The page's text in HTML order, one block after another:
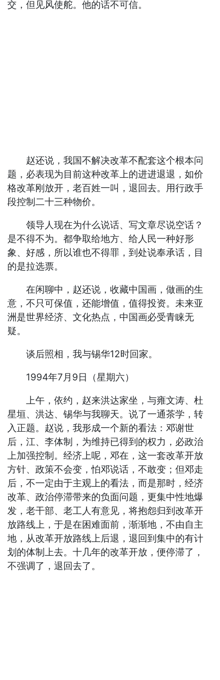
交，但见风使舵。他的话不可信。
赵还说，我国不解决改革不配套这个根本问
题，必表现为目前这种改革上的进进退退，如价
格改革刚放开，老百姓一叫，退回去。用行政手
段控制二十三种物价。
领导人现在为什么说话、写文章尽说空话？
是不得不为。都争取给地方、给人民一种好形
象、好感，所以谁也不得罪，到处说奉承话，目
的是拉选票。
在闲聊中，赵还说，收藏中国画，做画的生
意，不只可保值，还能增值，值得投资。未来亚
洲是世界经济、文化热点，中国画必受青睐无
疑。
谈后照相，我与锡华12时回家。
1994年7月9日（星期六）
上午，依约，赵来洪达家坐，与雍文涛、杜
星垣、洪达、锡华与我聊天。说了一通茶学，转
入正题。赵说，我形成一个新的看法：邓谢世
后，江、李体制，为维持已得到的权力，必政治
上加强控制。经济上呢，邓在，这一套改革开放
方针、政策不会变，怕邓说话，不敢变；但邓走
后，不一定由于主观上的看法，而是那时，经济
改革、政治停滞带来的负面问题，更集中性地爆
发，老干部、老工人有意见，将抱怨归到改革开
放路线上，于是在困难面前，渐渐地，不由自主
地，从改革开放路线上后退，退回到集中的有计
划的体制上去。十几年的改革开放，便停滞了，
不强调了，退回去了。